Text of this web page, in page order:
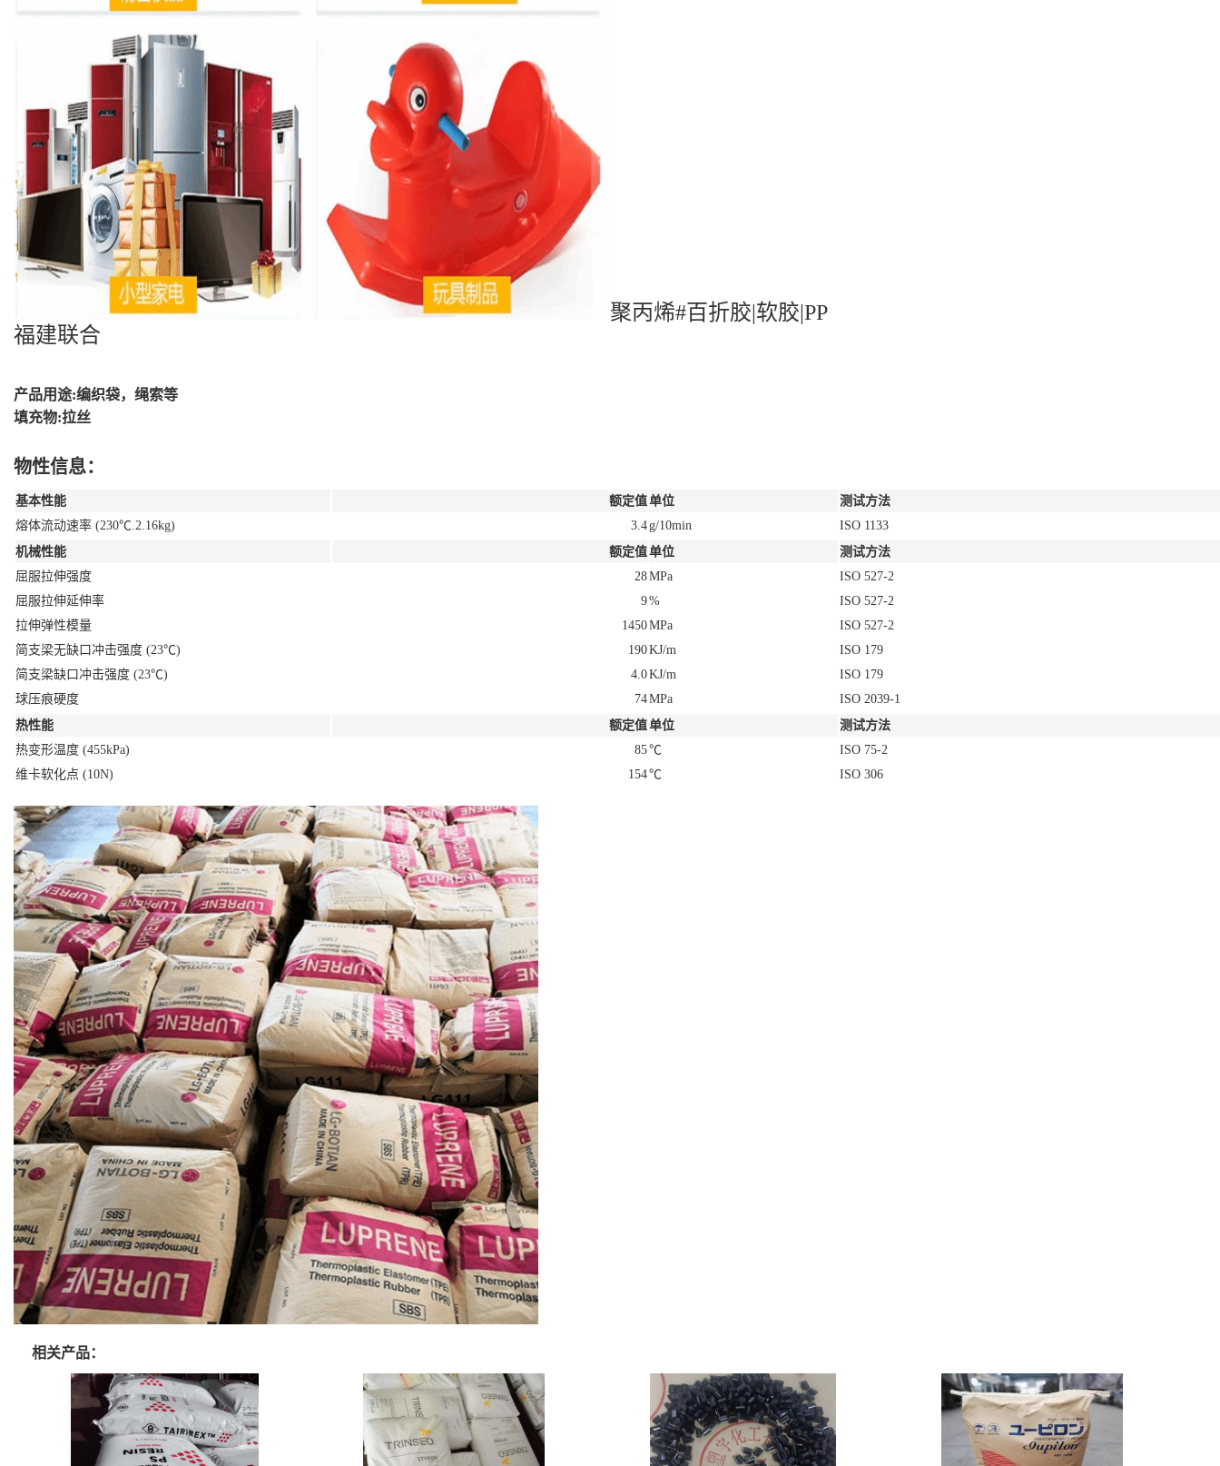
聚丙烯#百折胶|软胶|PP
福建联合
产品用途:编织袋，绳索等
填充物:拉丝
物性信息：
基本性能 额定值单位
测试方法
熔体流动速率 (230℃.2.16kg)
3.4g/10min
ISO 1133
机械性能
额定值单位
测试方法
屈服拉伸强度
28MPa
ISO 527-2
屈服拉伸延伸率
9%
ISO 527-2
拉伸弹性模量
1450MPa
ISO 527-2
简支梁无缺口冲击强度 (23℃)
190KJ/m
ISO 179
简支梁缺口冲击强度 (23℃)
4.0KJ/m
ISO 179
球压痕硬度
74MPa
ISO 2039-1
热性能
额定值单位
测试方法
热变形温度 (455kPa)
85℃
ISO 75-2
维卡软化点 (10N)
154℃ ISO 306
相关产品：